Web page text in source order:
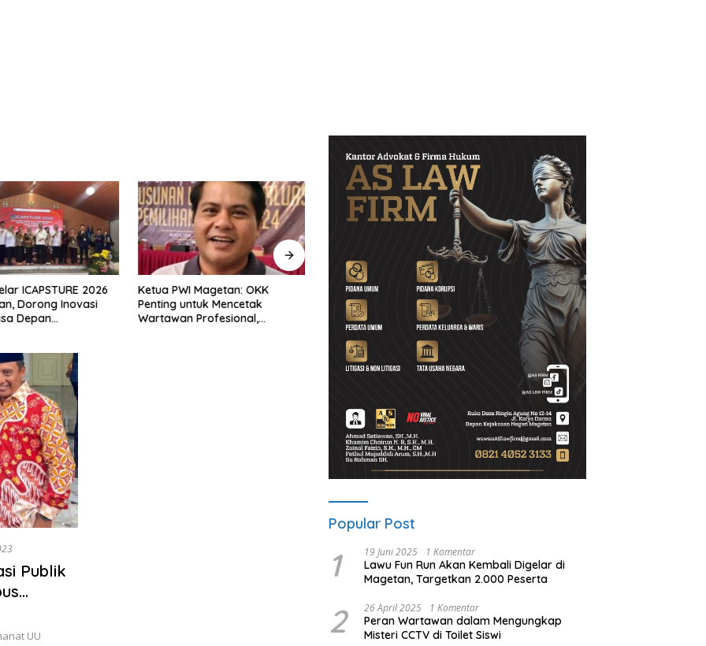
PWI Magetan: OKK
untuk Mencetak
Profesional,
PKB Run Festival 5K
Semarakkan Magetan, Ribuan
Pelari Rayakan HUT ke-28 PKB
Persani Magetan Satukan
Seluruh Sanggar Lewat Senam
Bersama, Suhardi: Ini Wujud
Solidaritas
P3-TGAI Sidokerto Disorot,
Publik Tunggu BBWS Turun
Periksa Dugaan Kejanggalan
Proyek
Publik
UU
Popular Post
1 19 Juni 2025 1 Komentar
Lawu Fun Run Akan Kembali Digelar di
Magetan, Targetkan 2.000 Peserta
2 26 April 2025 1 Komentar
Peran Wartawan dalam Mengungkap
Misteri CCTV di Toilet Siswi